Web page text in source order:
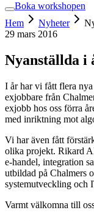
Boka workshopen
Hem
Nyheter
29 mars 2016
Nyanställda i
I år har vi fått flera
exjobbare från
exjobb hos oss förra
med inriktning mot
Vi har även fått
olika projekt. Rikard
e-handel, integration
utbildad på Chalmers
systemutveckling och
Varmt välkomna till